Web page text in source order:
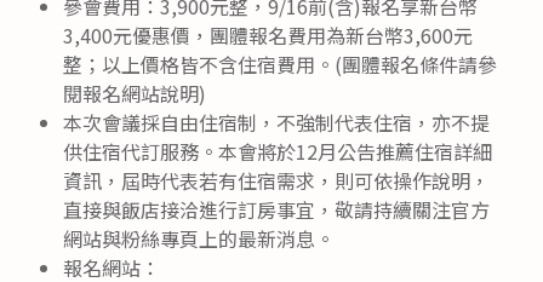
參會費用：3,900元整，9/16前(含)報名享新台幣
3,400元優惠價，團體報名費用為新台幣3,600元
整；以上價格皆不含住宿費用。(團體報名條件請參
閱報名網站說明)
本次會議採自由住宿制，不強制代表住宿，亦不提
供住宿代訂服務。本會將於12月公告推薦住宿詳細
資訊，屆時代表若有住宿需求，則可依操作說明，
直接與飯店接洽進行訂房事宜，敬請持續關注官方
網站與粉絲專頁上的最新消息。
報名網站：